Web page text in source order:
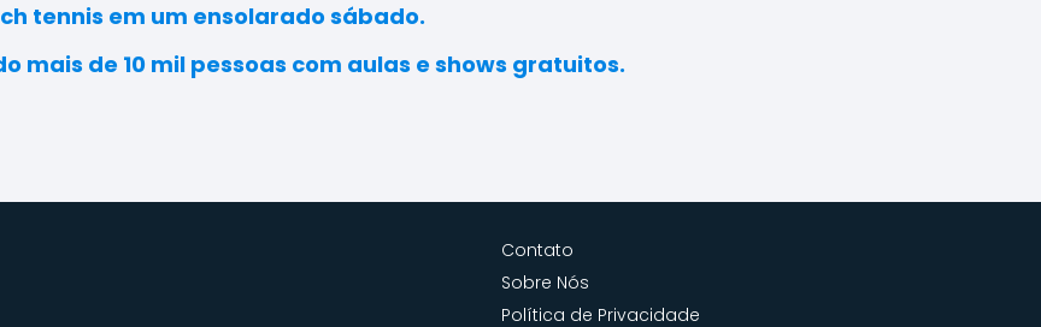
tennis em um ensolarado sábado.
mais de 10 mil pessoas com aulas e shows gratuitos.
Contato
Sobre Nós
Política de Privacidade